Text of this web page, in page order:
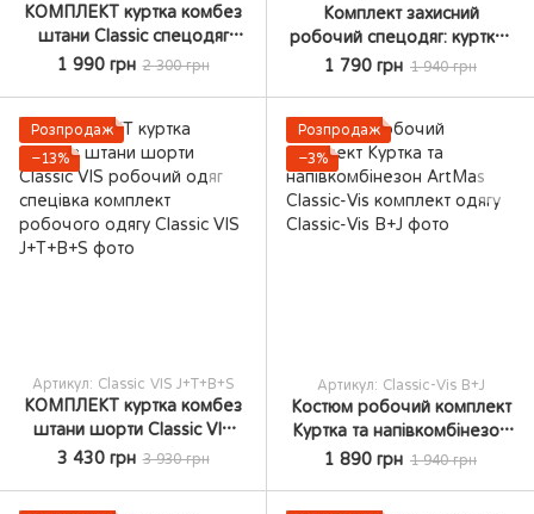
КОМПЛЕКТ куртка комбез
штани Classic спецодяг
РОБОЧИЙ чоловіча роба
1 990 грн 2 300 грн
Комплект захисний
робочий спецодяг: куртка і
штани робоча уніформа
1 790 грн 1 940 грн
Розпродаж
−13%
Артикул: Classic VIS J+T+B+S
КОМПЛЕКТ куртка комбез
штани шорти Classic VIS
робочий одяг спецівка
3 430 грн 3 930 грн
Розпродаж
−3%
Артикул: Classic-Vis B+J
Костюм робочий комплект
Куртка та напівкомбінезон
ArtMas Classic-Vis комплект
1 890 грн 1 940 грн